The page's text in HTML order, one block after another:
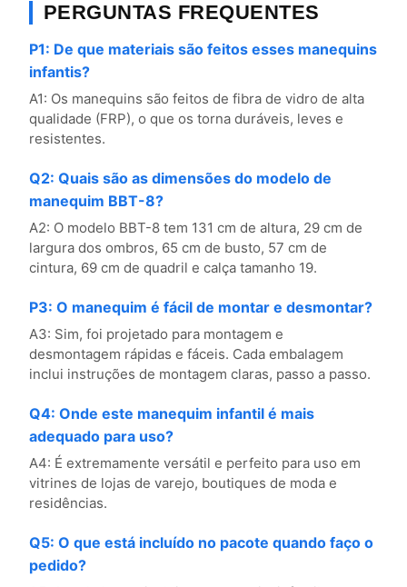
PERGUNTAS FREQUENTES
P1: De que materiais são feitos esses manequins
infantis?
A1: Os manequins são feitos de fibra de vidro de alta
qualidade (FRP), o que os torna duráveis, leves e
resistentes.
Q2: Quais são as dimensões do modelo de
manequim BBT-8?
A2: O modelo BBT-8 tem 131 cm de altura, 29 cm de
largura dos ombros, 65 cm de busto, 57 cm de
cintura, 69 cm de quadril e calça tamanho 19.
P3: O manequim é fácil de montar e desmontar?
A3: Sim, foi projetado para montagem e
desmontagem rápidas e fáceis. Cada embalagem
inclui instruções de montagem claras, passo a passo.
Q4: Onde este manequim infantil é mais
adequado para uso?
A4: É extremamente versátil e perfeito para uso em
vitrines de lojas de varejo, boutiques de moda e
residências.
Q5: O que está incluído no pacote quando faço o
pedido?